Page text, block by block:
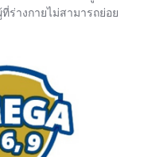
างกายไม่สามารถย่อย